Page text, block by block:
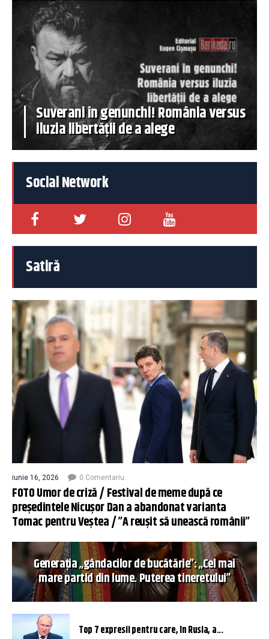
Suverani în genunchi! România versus
iluzia libertății de a alege
Social Network
Satiră
iunie 16, 2026 0 Comentariu
FOTO Umor de criză / Festival de meme după ce
președintele Nicușor Dan a abandonat varianta
Tomac pentru Veștea / ”A reușit să unească românii”
Generația „gândacilor de bucătărie”: „Cel mai
mare partid din lume. Puterea tineretului”
Top 7 expresii pentru care, în Rusia, a...